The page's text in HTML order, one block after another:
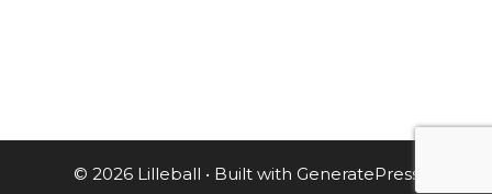
© 2026 Lilleball • Built with GeneratePress